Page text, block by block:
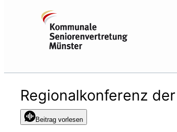
Regionalkonferenz
Beitrag vorlesen